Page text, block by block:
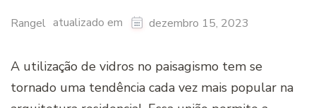
Rangel atualizado em dezembro 15, 2023
A utilização de vidros no paisagismo tem se
tornado uma tendência cada vez mais popular na